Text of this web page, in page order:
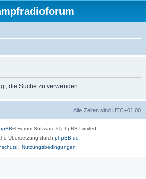
die Suche zu verwenden.
Alle Zeiten sind UTC+01:00
® Forum Software © phpBB Limited
Übersetzung durch phpBB.de
| Nutzungsbedingungen